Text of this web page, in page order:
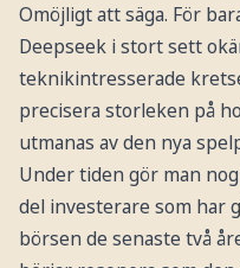
Omöjligt att säga. För
Deepseek i stort sett
teknikintresserade
precisera storleken på
utmanas av den nya
Under tiden gör man
del investerare som har
börsen de senaste två